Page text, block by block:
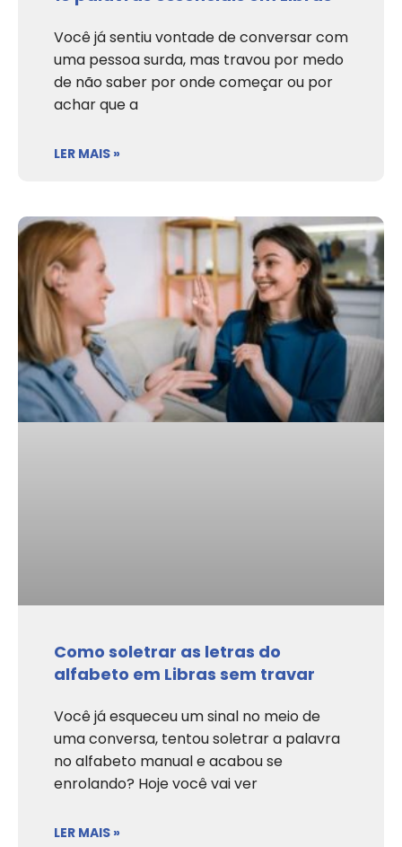
Você já sentiu vontade de conversar com
uma pessoa surda, mas travou por medo
de não saber por onde começar ou por
achar que a
LER MAIS »
Como soletrar as letras do
alfabeto em Libras sem travar
Você já esqueceu um sinal no meio de
uma conversa, tentou soletrar a palavra
no alfabeto manual e acabou se
enrolando? Hoje você vai ver
LER MAIS »